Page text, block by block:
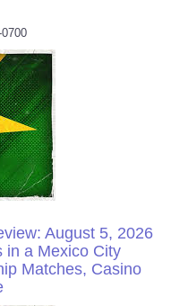
August 5, 2026
in a Mexico City
Matches, Casino